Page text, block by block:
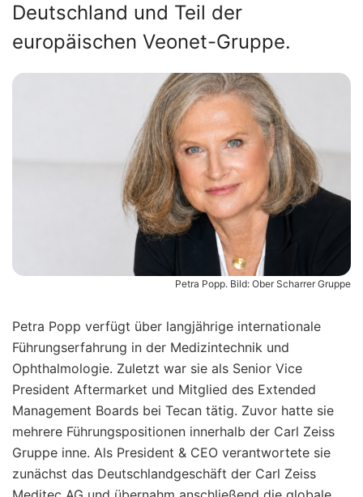
Deutschland und Teil der
europäischen Veonet-Gruppe.
Petra Popp. Bild: Ober Scharrer Gruppe
Petra Popp verfügt über langjährige internationale
Führungserfahrung in der Medizintechnik und
Ophthalmologie. Zuletzt war sie als Senior Vice
President Aftermarket und Mitglied des Extended
Management Boards bei Tecan tätig. Zuvor hatte sie
mehrere Führungspositionen innerhalb der Carl Zeiss
Gruppe inne. Als President & CEO verantwortete sie
zunächst das Deutschlandgeschäft der Carl Zeiss